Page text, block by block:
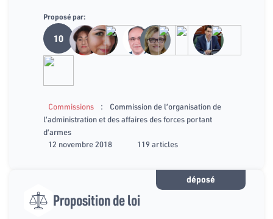
Proposé par:
10
Commissions :
Commission de l’organisation de
l’administration et des affaires des forces portant
d’armes
12 novembre 2018
119 articles
déposé
Proposition de loi